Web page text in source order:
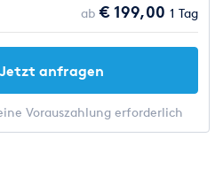
ab € 199,00 1 Tag
Jetzt anfragen
Vorauszahlung erforderlich